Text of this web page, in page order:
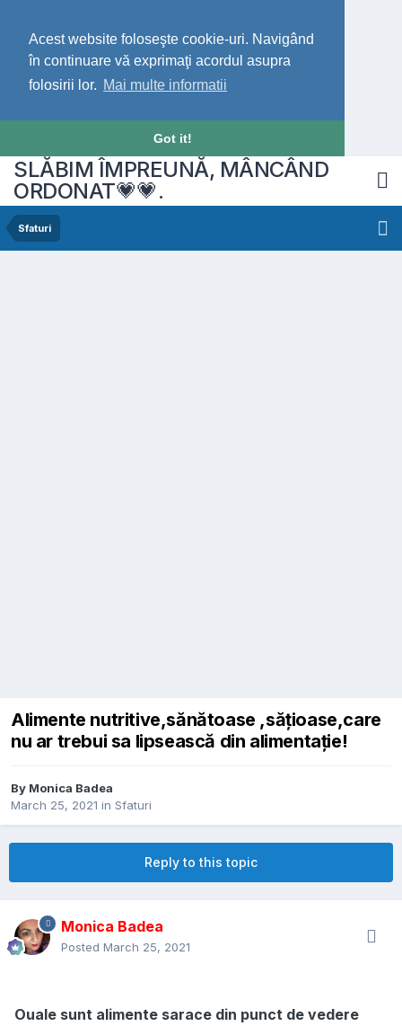
Acest website foloseşte cookie-uri. Navigând
în continuare vă exprimaţi acordul asupra
folosirii lor. Mai multe informatii
Got it!
SLĂBIM ÎMPREUNĂ, MÂNCÂND
ORDONAT💗💗.
Sfaturi
Alimente nutritive,sănătoase ,sățioase,care
nu ar trebui sa lipsească din alimentație!
By Monica Badea
March 25, 2021 in Sfaturi
Reply to this topic
Monica Badea
Posted March 25, 2021
Ouale sunt alimente sarace din punct de vedere